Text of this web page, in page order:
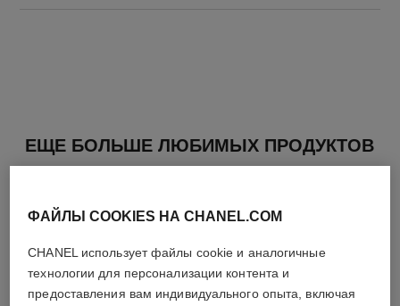
ЕЩЕ БОЛЬШЕ ЛЮБИМЫХ ПРОДУКТОВ
ФАЙЛЫ COOKIES НА CHANEL.COM
CHANEL использует файлы cookie и аналогичные
технологии для персонализации контента и
предоставления вам индивидуального опыта, включая